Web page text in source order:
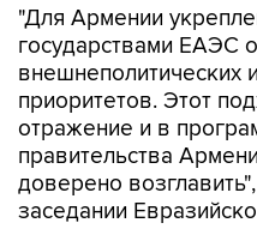
"Для Армении
государствами ЕАЭС
внешнеполитических
приоритетов. Этот
отражение и в
правительства
доверено
заседании